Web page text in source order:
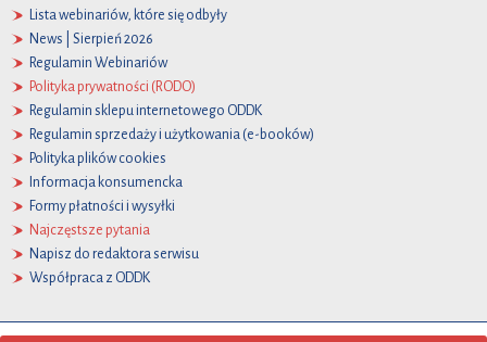
Lista webinariów, które się odbyły
News | Sierpień 2026
Regulamin Webinariów
Polityka prywatności (RODO)
Regulamin sklepu internetowego ODDK
Regulamin sprzedaży i użytkowania (e-booków)
Polityka plików cookies
Informacja konsumencka
Formy płatności i wysyłki
Najczęstsze pytania
Napisz do redaktora serwisu
Współpraca z ODDK